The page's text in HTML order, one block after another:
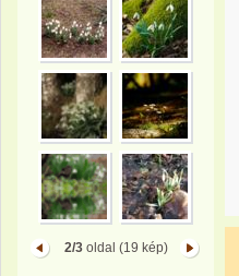
2/3oldal (19 kép)